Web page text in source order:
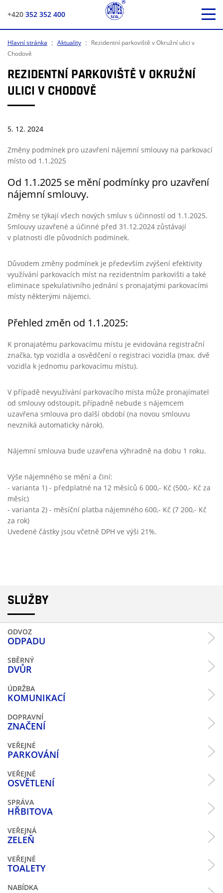
+420 352 352 400
Hlavní stránka : Aktuality : Rezidentní parkoviště v Okružní ulici v
Chodově
REZIDENTNÍ PARKOVIŠTĚ V OKRUŽNÍ
ULICI V CHODOVĚ
5. 12. 2024
Změny podmínek pro uzavření nájemní smlouvy na parkovací
místo od 1.1.2025
Od 1.1.2025 se mění podmínky pro uzavření
nájemní smlouvy.
Změny se týkají všech nových smluv s účinností od 1.1.2025.
Smlouvy uzavřené a účinné před 31.12.2024 zůstávají
v platnosti dle původních podmínek.
Důvodem změny podmínek je především zvýšení efektivity
využívání parkovacích míst na rezidentním parkovišti a také
eliminace spekulativního jednání s pronajatými parkovacími
místy některými nájemci.
Přehled změn od 1.1.2025:
K pronajatému parkovacímu místu je evidována registrační
značka, typ vozidla a osvědčení o registraci vozidla (max. dvě
vozidla k jednomu parkovacímu místu).
V případě nevyužívání parkovacího místa může pronajímatel
od smlouvy odstoupit, případně nebude s nájemcem
uzavřena smlouva pro další období (na novou smlouvu
nevzniká automaticky nárok).
Nájemní smlouva bude uzavřena výhradně na dobu 1 roku.
Výše nájemného se mění a činí:
- varianta 1) - předplatné na 12 měsíců 6 000,- Kč (500,- Kč za
měsíc)
- varianta 2) - měsíční platba nájemného 600,- Kč (7 200,- Kč
za rok)
Uvedené částky jsou včetně DPH ve výši 21%.
SLUŽBY
ODVOZ
ODPADU
SBĚRNÝ
DVŮR
ÚDRŽBA
KOMUNIKACÍ
DOPRAVNÍ
ZNAČENÍ
VEŘEJNÉ
PARKOVÁNÍ
VEŘEJNÉ
OSVĚTLENÍ
SPRÁVA
HŘBITOVA
VEŘEJNÁ
ZELEŇ
VEŘEJNÉ
TOALETY
NABÍDKA